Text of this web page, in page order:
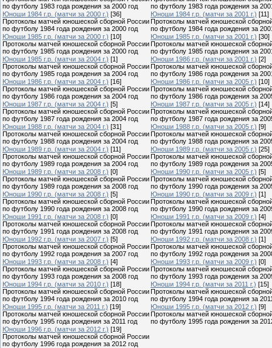
по футболу 1983 года рождения за 2000 год
по футболу 1983 года рождения за
Юноши 1984 г.р. (матчи за 2000 г.) [36]
Протоколы матчей юношеской сборной России
по футболу 1984 года рождения за 2000 год
Юноши 1984 г.р. (матчи за 2001 г.) [11]
Протоколы матчей юношеской
по футболу 1984 года рождения за
Юноши 1985 г.р. (матчи за 2000 г.) [10]
Протоколы матчей юношеской сборной России
по футболу 1985 года рождения за 2000 год
Юноши 1985 г.р. (матчи за 2001 г.) [30]
Протоколы матчей юношеской
по футболу 1985 года рождения за
Юноши 1985 г.р. (матчи за 2004 г.) [1]
Протоколы матчей юношеской сборной России
по футболу 1985 года рождения за 2004 год
Юноши 1986 г.р. (матчи за 2001 г.) [2]
Протоколы матчей юношеской
по футболу 1986 года рождения за
Юноши 1986 г.р. (матчи за 2004 г.) [16]
Протоколы матчей юношеской сборной России
по футболу 1986 года рождения за 2004 год
Юноши 1986 г.р. (матчи за 2005 г.) [10]
Протоколы матчей юношеской
по футболу 1986 года рождения за
Юноши 1987 г.р. (матчи за 2004 г.) [5]
Протоколы матчей юношеской сборной России
по футболу 1987 года рождения за 2004 год
Юноши 1987 г.р. (матчи за 2005 г.) [14]
Протоколы матчей юношеской
по футболу 1987 года рождения за
Юноши 1988 г.р. (матчи за 2004 г.) [31]
Протоколы матчей юношеской сборной России
по футболу 1988 года рождения за 2004 год
Юноши 1988 г.р. (матчи за 2005 г.) [9]
Протоколы матчей юношеской
по футболу 1988 года рождения за
Юноши 1989 г.р. (матчи за 2004 г.) [11]
Протоколы матчей юношеской сборной России
по футболу 1989 года рождения за 2004 год
Юноши 1989 г.р. (матчи за 2005 г.) [25]
Протоколы матчей юношеской
по футболу 1989 года рождения за
Юноши 1989 г.р. (матчи за 2008 г.) [0]
Протоколы матчей юношеской сборной России
по футболу 1989 года рождения за 2008 год
Юноши 1990 г.р. (матчи за 2005 г.) [5]
Протоколы матчей юношеской
по футболу 1990 года рождения за
Юноши 1990 г.р. (матчи за 2008 г.) [5]
Протоколы матчей юношеской сборной России
по футболу 1990 года рождения за 2008 год
Юноши 1990 г.р. (матчи за 2009 г.) [1]
Протоколы матчей юношеской
по футболу 1990 года рождения за
Юноши 1991 г.р. (матчи за 2008 г.) [0]
Протоколы матчей юношеской сборной России
по футболу 1991 года рождения за 2008 год
Юноши 1991 г.р. (матчи за 2009 г.) [4]
Протоколы матчей юношеской
по футболу 1991 года рождения за
Юноши 1992 г.р. (матчи за 2007 г.) [5]
Протоколы матчей юношеской сборной России
по футболу 1992 года рождения за 2007 год
Юноши 1992 г.р. (матчи за 2008 г.) [1]
Протоколы матчей юношеской
по футболу 1992 года рождения за
Юноши 1993 г.р. (матчи за 2008 г.) [4]
Протоколы матчей юношеской сборной России
по футболу 1993 года рождения за 2008 год
Юноши 1993 г.р. (матчи за 2009 г.) [0]
Протоколы матчей юношеской
по футболу 1993 года рождения за
Юноши 1994 г.р. (матчи за 2010 г.) [18]
Протоколы матчей юношеской сборной России
по футболу 1994 года рождения за 2010 год
Юноши 1994 г.р. (матчи за 2011 г.) [15]
Протоколы матчей юношеской
по футболу 1994 года рождения за
Юноши 1995 г.р. (матчи за 2011 г.) [19]
Протоколы матчей юношеской сборной России
по футболу 1995 года рождения за 2011 год
Юноши 1995 г.р. (матчи за 2012 г.) [9]
Протоколы матчей юношеской
по футболу 1995 года рождения за
Юноши 1996 г.р. (матчи за 2012 г.) [19]
Протоколы матчей юношеской сборной России
по футболу 1996 года рождения за 2012 год